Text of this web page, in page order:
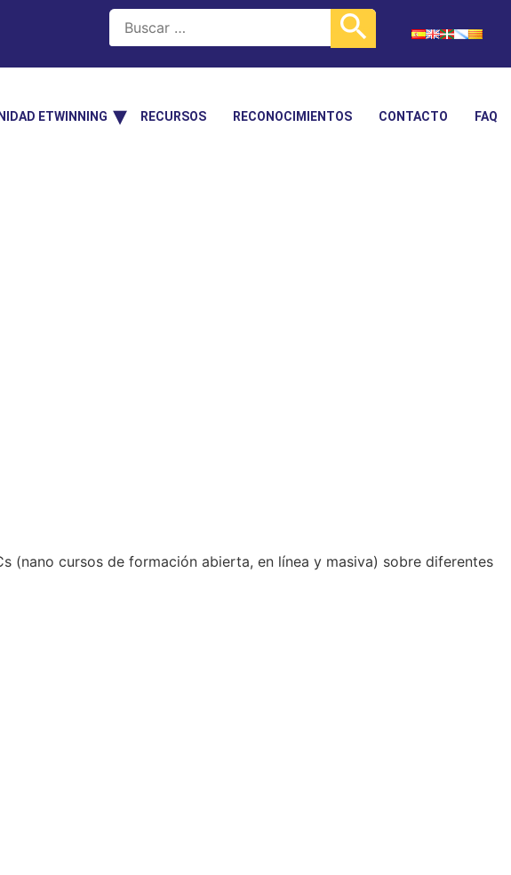
ETWINNING RECURSOS RECONOCIMIENTOS CONTACTO FAQ
(nano cursos de formación abierta, en línea y masiva) sobre diferentes